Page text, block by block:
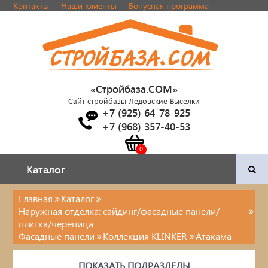
Контакты Наши клиенты Бонусная программа
«Стройбаза.COM»
Сайт стройбазы Ледовские Выселки
+7 (925) 64-78-925
+7 (968) 357-40-53
Каталог
Каталог
Двери и фурнитура
Наша продукция
Главная
Каталог
Наружная отделка: сайдинг/фасадные панели/
плитка/черепица
Фасадные панели
Коллекция KLINKER Атакама
ПОКАЗАТЬ ПОДРАЗДЕЛЫ